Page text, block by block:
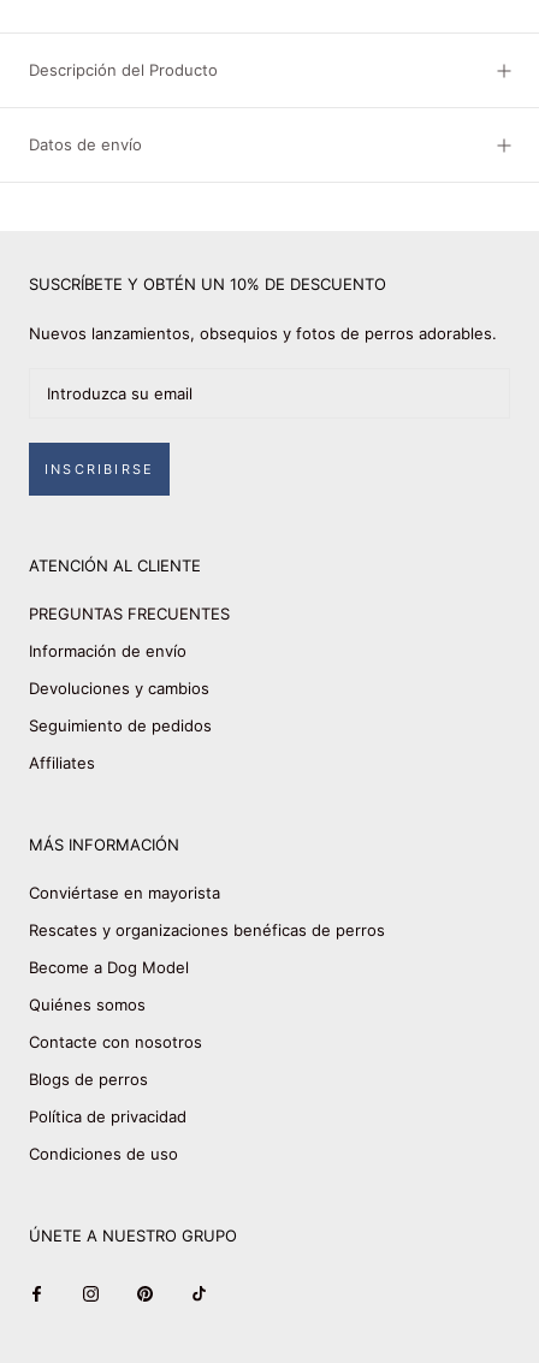
Descripción del Producto
Datos de envío
SUSCRÍBETE Y OBTÉN UN 10% DE DESCUENTO
Nuevos lanzamientos, obsequios y fotos de perros adorables.
INSCRIBIRSE
ATENCIÓN AL CLIENTE
PREGUNTAS FRECUENTES
Información de envío
Devoluciones y cambios
Seguimiento de pedidos
Affiliates
MÁS INFORMACIÓN
Conviértase en mayorista
Rescates y organizaciones benéficas de perros
Become a Dog Model
Quiénes somos
Contacte con nosotros
Blogs de perros
Política de privacidad
Condiciones de uso
ÚNETE A NUESTRO GRUPO